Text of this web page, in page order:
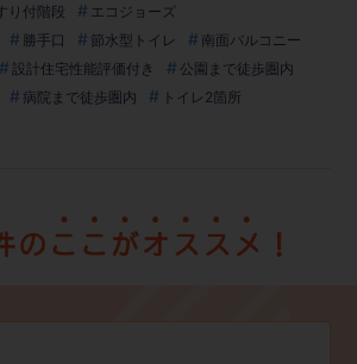
り付階段
エコジョーズ
勝手口 節水型トイレ
南面バルコニー
設計住宅性能評価付き
公園まで徒歩圏内
病院まで徒歩圏内
トイレ2箇所